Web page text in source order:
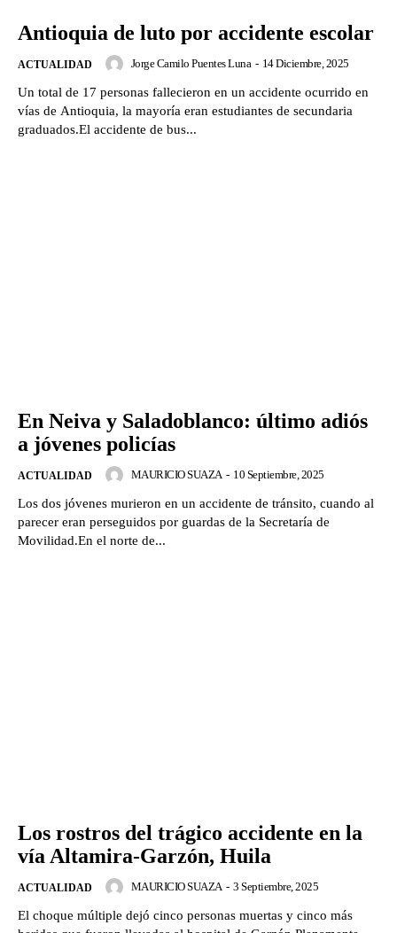
Antioquia de luto por accidente escolar
ACTUALIDAD Jorge Camilo Puentes Luna - 14 Diciembre, 2025
Un total de 17 personas fallecieron en un accidente ocurrido en
vías de Antioquia, la mayoría eran estudiantes de secundaria
graduados.El accidente de bus...
En Neiva y Saladoblanco: último adiós
a jóvenes policías
ACTUALIDAD MAURICIO SUAZA - 10 Septiembre, 2025
Los dos jóvenes murieron en un accidente de tránsito, cuando al
parecer eran perseguidos por guardas de la Secretaría de
Movilidad.En el norte de...
Los rostros del trágico accidente en la
vía Altamira-Garzón, Huila
ACTUALIDAD MAURICIO SUAZA - 3 Septiembre, 2025
El choque múltiple dejó cinco personas muertas y cinco más